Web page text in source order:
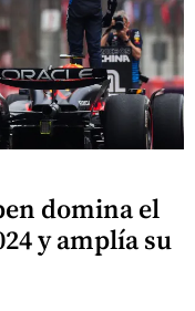
domina el
y amplía su